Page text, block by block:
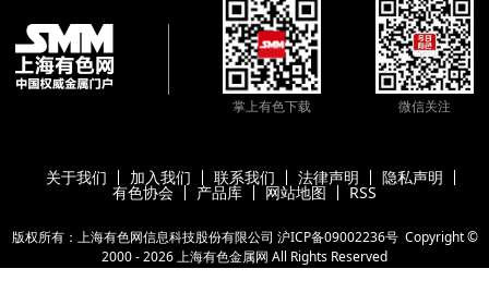
掌上有色下载 微信关注
关于我们 加入我们 联系我们 法律声明 隐私声明
有色协会 产品库 网站地图 RSS
版权所有：上海有色网信息科技股份有限公司 沪ICP备09002236号Copyright ©
2000 -2026上海有色金属网 All Rights Reserved